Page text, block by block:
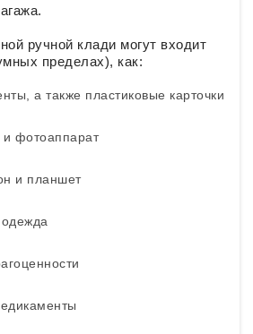
ручной клади могут входит
пределах), как:
а также пластиковые карточки
и фотоаппарат
и планшет